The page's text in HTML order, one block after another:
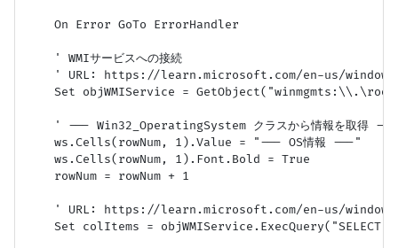
    On Error GoTo ErrorHandler
    ' WMIサービスへの接続
' URL: https://learn.microsoft.com/en-us/
Set objWMIService =
    ' --- Win32_OperatingSystem クラスから情報を取得 ---
    ws.Cells(rowNum, 1).Value = "--- OS情報 ---"
    ws.Cells(rowNum, 1).Font.Bold = True
    rowNum = rowNum + 1
' URL: https://learn.microsoft.com/en-us/
Set colItems = objWMIService.ExecQuery("SELECT